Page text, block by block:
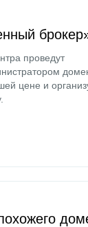
проведут
цене и